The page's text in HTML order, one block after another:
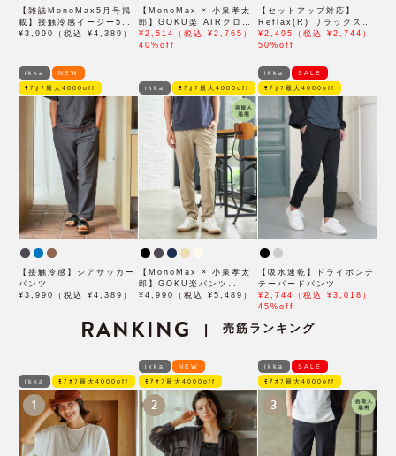
【雑誌MonoMax5月号掲
載】接触冷感イージー5ポ
ケット
¥3,990（税込 ¥4,389）
【MonoMax × 小泉孝太
郎】GOKU楽 AIRクロッ
プドパンツ「小泉孝太郎さ
ん着用モデル」
¥2,514（税込 ¥2,765）
40%off
【セットアップ対応】
Reflax(R) リラックスイ
ージーアンクルパンツ
¥2,495（税込 ¥2,744）
50%off
ikka NEW
ﾓｱｵﾌ最大4000off
【接触冷感】シアサッカー
パンツ
¥3,990（税込 ¥4,389）
ikka ﾓｱｵﾌ最大4000off
【MonoMax × 小泉孝太
郎】GOKU楽パンツ
EASY STRETCH ピケ
¥4,990（税込 ¥5,489）
ikka SALE
ﾓｱｵﾌ最大4000off
【吸水速乾】ドライポンチ
テーパードパンツ
¥2,744（税込 ¥3,018）
45%off
RANKING | 売筋ランキング
ikka ﾓｱｵﾌ最大4000off
1
ikka NEW
ﾓｱｵﾌ最大4000off
2
ikka SALE
ﾓｱｵﾌ最大4000off
3